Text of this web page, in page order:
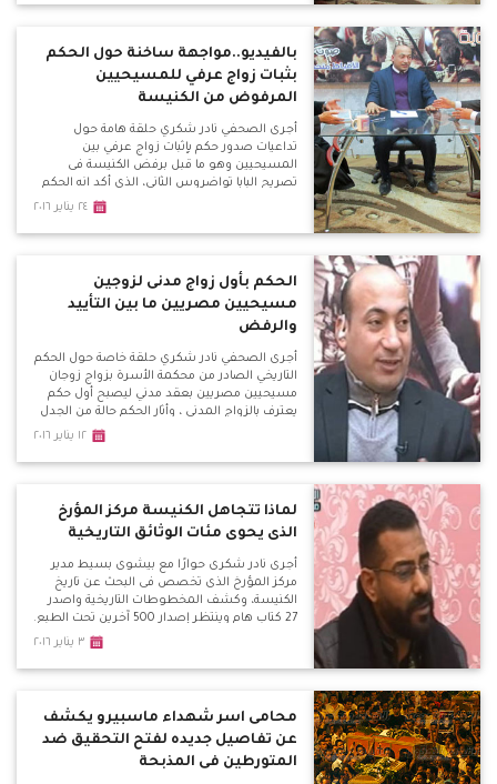
من المتشددين فى ظل غياب محاكمة عادلة وآمنة
بالفيديو..مواجهة ساخنة حول الحكم
بثبات زواج عرفي للمسيحيين
المرفوض من الكنيسة
أجرى الصحفي نادر شكري حلقة هامة حول
تداعيات صدور حكم بإثبات زواج عرفي بين
المسيحيين وهو ما قبل برفض الكنيسة فى
تصريح البابا تواضروس الثاني، الذي أكد انه الحكم
مخالف للقانون وتوجه مجموعه من المحامين
لأنه خالف المادة الثالثة التي تعطى للمسيحيين
٢٤ يناير ٢٠١٦
الحكم بأول زواج مدنى لزوجين
مسيحيين مصريين ما بين التأييد
والرفض
أجرى الصحفي نادر شكري حلقة خاصة حول الحكم
التاريخي الصادر من محكمة الأسرة بزواج زوجان
مسيحيين مصريين بعقد مدني ليصبح أول حكم
يعترف بالزواج المدني ، وأثار الحكم حالة من الجدل
ما بين الرفض والتأييد والتشكيك والتحفظ وفتح
الشخصية مع الكنيسة
١٢ يناير ٢٠١٦
لماذا تتجاهل الكنيسة مركز المؤرخ
الذى يحوى مئات الوثائق التاريخية
أجرى نادر شكرى حوارًا مع بيشوى بسيط مدير
مركز المؤرخ الذى تخصص فى البحث عن تاريخ
الكنيسة، وكشف المخطوطات التاريخية واصدر
27 كتاب هام وينتظر إصدار 500 آخرين تحت الطبع.
ويكشف بسيط عن أهم التحديات التى تواجه
مدار 15 عاما رغم رغبته فى ان يكون هذا التراث
٣ يناير ٢٠١٦
محامى اسر شهداء ماسبيرو يكشف
عن تفاصيل جديده لفتح التحقيق ضد
المتورطين فى المذبحة